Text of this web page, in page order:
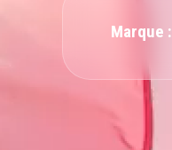
Marque :